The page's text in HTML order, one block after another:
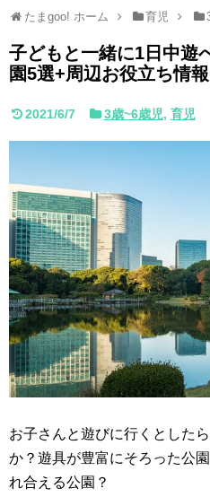
たまgoo! ホーム 育児
子どもと一緒に1日中遊
園5選+周辺お役立ち情
2021/6/7 3歳~6歳児, 育児
お子さんと遊びに行くとした
か？遊具が豊富にそろった公
れ合える公園？